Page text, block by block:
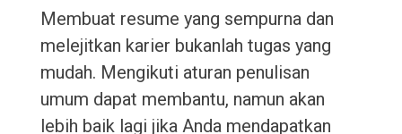
Membuat resume yang sempurna dan
melejitkan karier bukanlah tugas yang
mudah. Mengikuti aturan penulisan
umum dapat membantu, namun akan
lebih baik lagi jika Anda mendapatkan